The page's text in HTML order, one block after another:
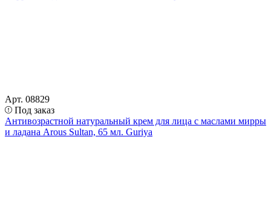
Арт. 08829
Под заказ
Антивозрастной натуральный крем для лица с маслами мирры
и ладана Arous Sultan, 65 мл. Guriya